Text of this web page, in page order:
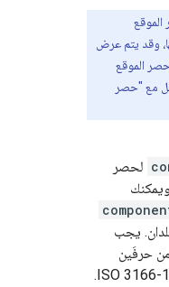
وقد يتم عرض
الموقع
مع "حصر
لحصر
حسب ما يصل إلى 5 بلدان. يجب
من حرفَين
ومتوافق مع معيار ISO 3166-1 Alpha-2.